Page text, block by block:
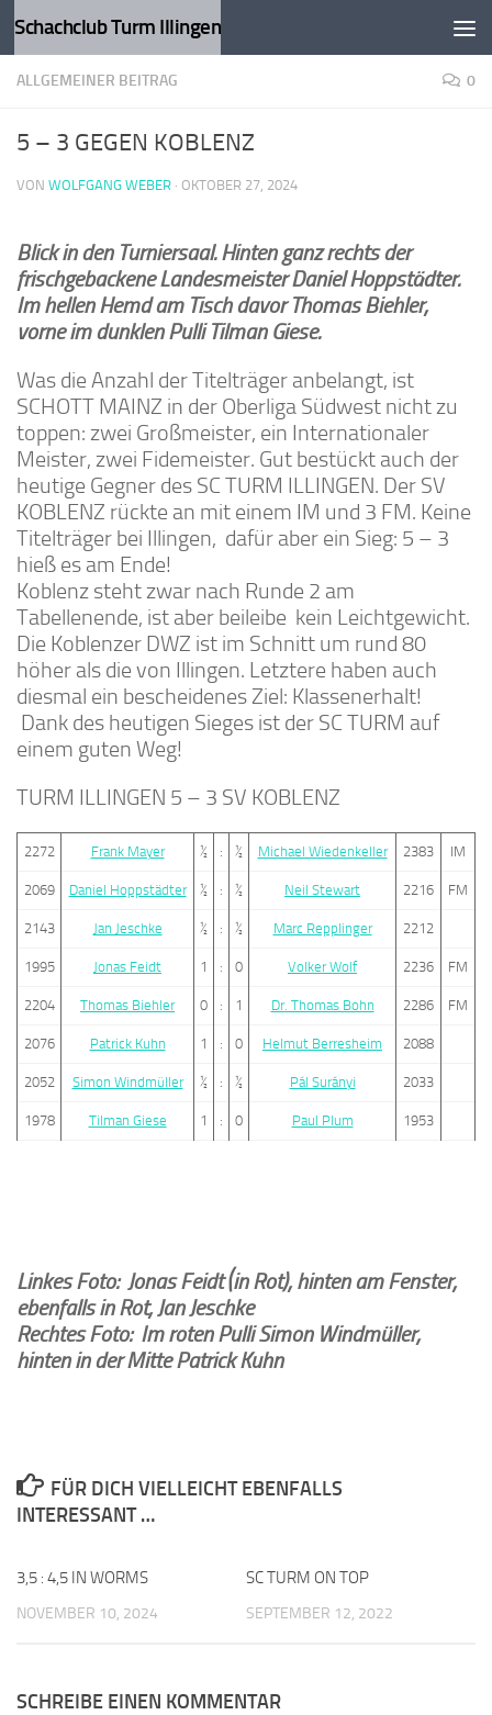
Zum Inhalt springen
Schachclub Turm Illingen
ALLGEMEINER BEITRAG 0
5 – 3 GEGEN KOBLENZ
VON WOLFGANG WEBER · OKTOBER 27, 2024
Blick in den Turniersaal. Hinten ganz rechts der
frischgebackene Landesmeister Daniel Hoppstädter.
Im hellen Hemd am Tisch davor Thomas Biehler,
vorne im dunklen Pulli Tilman Giese.
Was die Anzahl der Titelträger anbelangt, ist
SCHOTT MAINZ in der Oberliga Südwest nicht zu
toppen: zwei Großmeister, ein Internationaler
Meister, zwei Fidemeister. Gut bestückt auch der
heutige Gegner des SC TURM ILLINGEN. Der SV
KOBLENZ rückte an mit einem IM und 3 FM. Keine
Titelträger bei Illingen, dafür aber ein Sieg: 5 – 3
hieß es am Ende!
Koblenz steht zwar nach Runde 2 am
Tabellenende, ist aber beileibe kein Leichtgewicht.
Die Koblenzer DWZ ist im Schnitt um rund 80
höher als die von Illingen. Letztere haben auch
diesmal ein bescheidenes Ziel: Klassenerhalt!
Dank des heutigen Sieges ist der SC TURM auf
einem guten Weg!
TURM ILLINGEN 5 – 3 SV KOBLENZ
2272 Frank Mayer ½ : ½ Michael Wiedenkeller 2383 IM
2069 Daniel Hoppstädter ½ : ½ Neil Stewart 2216 FM
2143 Jan Jeschke ½ : ½ Marc Repplinger 2212
1995 Jonas Feidt 1 : 0 Volker Wolf 2236 FM
2204 Thomas Biehler 0 : 1 Dr. Thomas Bohn 2286 FM
2076 Patrick Kuhn 1 : 0 Helmut Berresheim 2088
2052 Simon Windmüller ½ : ½ Pál Surányi 2033
1978 Tilman Giese 1 : 0 Paul Plum 1953
Linkes Foto: Jonas Feidt (in Rot), hinten am Fenster,
ebenfalls in Rot, Jan Jeschke
Rechtes Foto: Im roten Pulli Simon Windmüller,
hinten in der Mitte Patrick Kuhn
FÜR DICH VIELLEICHT EBENFALLS
INTERESSANT …
3,5 : 4,5 IN WORMS
NOVEMBER 10, 2024
SC TURM ON TOP
SEPTEMBER 12, 2022
SCHREIBE EINEN KOMMENTAR